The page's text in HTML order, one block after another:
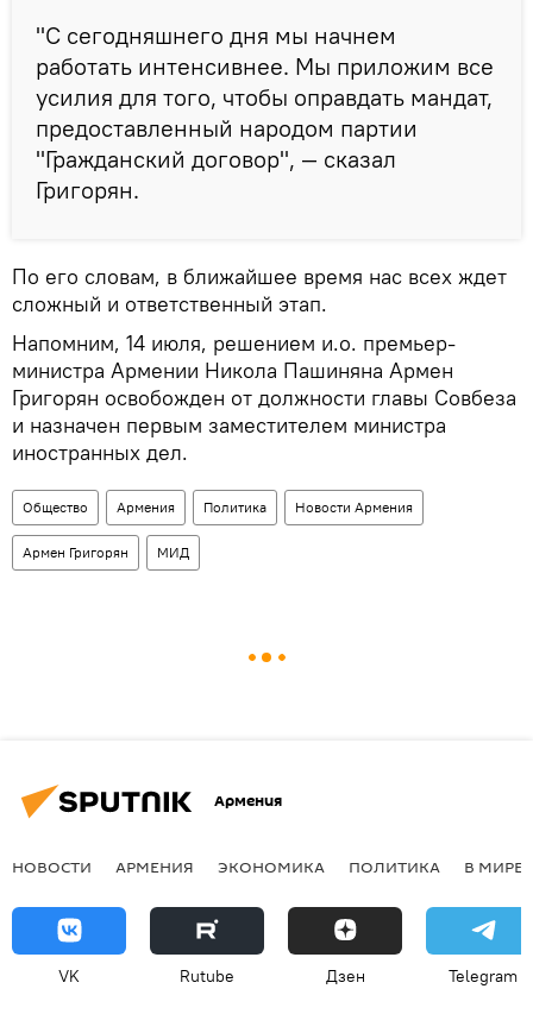
"С сегодняшнего дня мы начнем
работать интенсивнее. Мы приложим все
усилия для того, чтобы оправдать мандат,
предоставленный народом партии
"Гражданский договор", — сказал
Григорян.
По его словам, в ближайшее время нас всех ждет
сложный и ответственный этап.
Напомним, 14 июля, решением и.о. премьер-
министра Армении Никола Пашиняна Армен
Григорян освобожден от должности главы Совбеза
и назначен первым заместителем министра
иностранных дел.
Общество Армения Политика Новости Армения
Армен Григорян МИД
Армения
НОВОСТИ АРМЕНИЯ ЭКОНОМИКА ПОЛИТИКА В МИРЕ
VK Rutube Дзен Telegram